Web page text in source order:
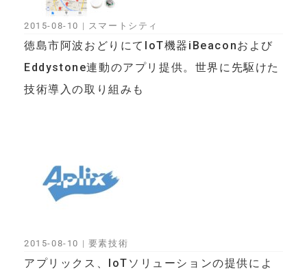
徳島市阿波おどりにてIoT機器iBeaconおよび
Eddystone連動のアプリ提供。世界に先駆けた
技術導入の取り組みも
2015-08-10 | スマートシティ
アプリックス、IoTソリューションの提供によ
2015-08-10 | 要素技術